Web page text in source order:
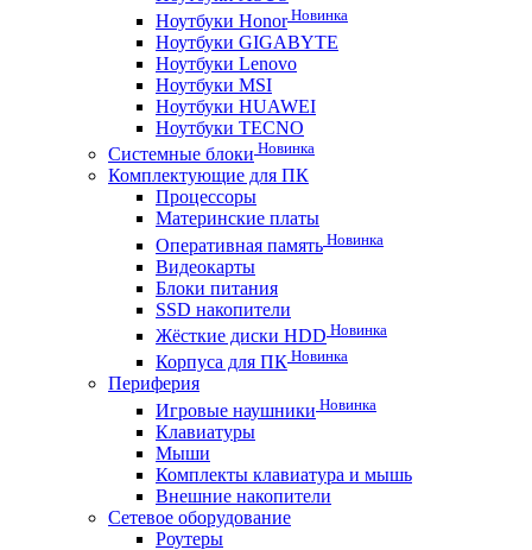
Ноутбуки HonorНовинка
Ноутбуки GIGABYTE
Ноутбуки Lenovo
Ноутбуки MSI
Ноутбуки HUAWEI
Ноутбуки TECNO
Системные блоки Новинка
Комплектующие для ПК
Процессоры
Материнские платы
Оперативная память Новинка
Видеокарты
Блоки питания
SSD накопители
Жёсткие диски HDD Новинка
Корпуса для ПК Новинка
Периферия
Игровые наушники Новинка
Клавиатуры
Мыши
Комплекты клавиатура и мышь
Внешние накопители
Сетевое оборудование
Роутеры